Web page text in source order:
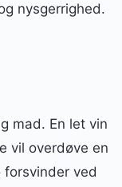
nysgerrighed.
mad. En let vin
vil overdøve en
forsvinder ved